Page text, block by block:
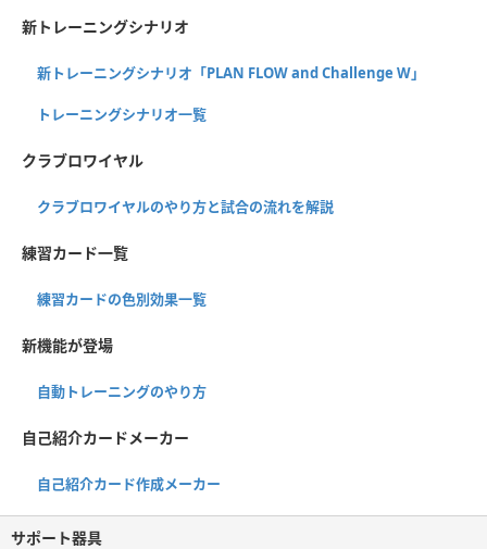
新トレーニングシナリオ
新トレーニングシナリオ「PLAN FLOW and Challenge W」
トレーニングシナリオ一覧
クラブロワイヤル
クラブロワイヤルのやり方と試合の流れを解説
練習カード一覧
練習カードの色別効果一覧
新機能が登場
自動トレーニングのやり方
自己紹介カードメーカー
自己紹介カード作成メーカー
サポート器具